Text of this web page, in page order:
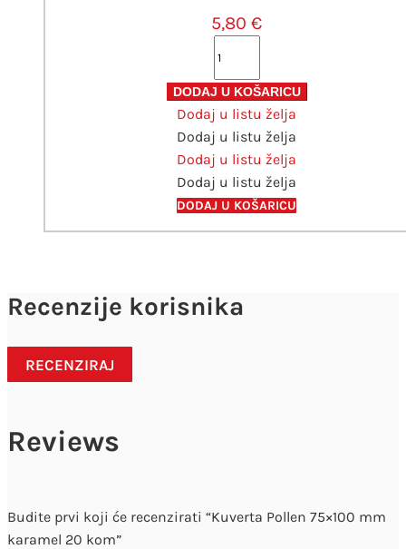
5,80 €
75x100
mm
bijela
20
kom
količina
DODAJ U KOŠARICU
Dodaj u listu želja
Dodaj u listu želja
Dodaj u listu želja
Dodaj u listu želja
DODAJ U KOŠARICU
Recenzije korisnika
RECENZIRAJ
Reviews
Budite prvi koji će recenzirati “Kuverta Pollen 75×100 mm
karamel 20 kom”